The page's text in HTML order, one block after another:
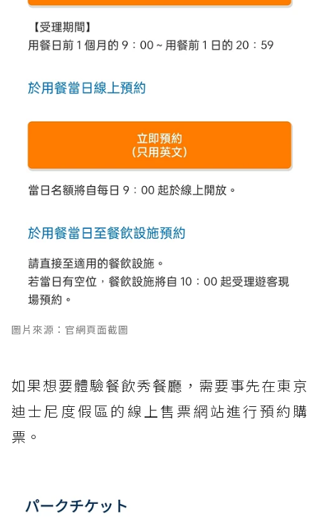
圖片來源：官網頁面截圖
如果想要體驗餐飲秀餐廳，需要事先在東京
迪士尼度假區的線上售票網站進行預約購
票。